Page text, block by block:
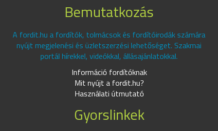
Bemutatkozás
A fordit.hu a fordítók, tolmácsok és fordítóirodák számára
nyújt megjelenési és üzletszerzési lehetőséget. Szakmai
portál hírekkel, videókkal, állásajánlatokkal.
Információ fordítóknak
Mit nyújt a fordit.hu?
Használati útmutató
Gyorslinkek